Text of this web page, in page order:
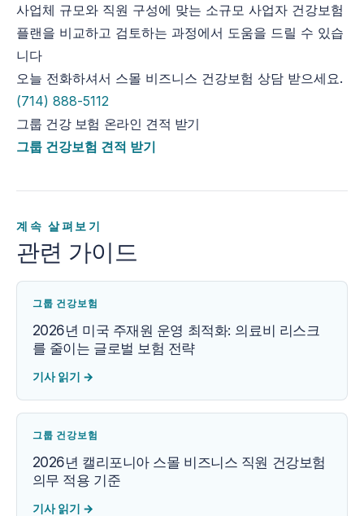
사업체 규모와 직원 구성에 맞는 소규모 사업자 건강보험
플랜을 비교하고 검토하는 과정에서 도움을 드릴 수 있습
니다
오늘 전화하셔서 스몰 비즈니스 건강보험 상담 받으세요.
(714) 888-5112
그룹 건강 보험 온라인 견적 받기
그룹 건강보험 견적 받기
계속 살펴보기
관련 가이드
그룹 건강보험
2026년 미국 주재원 운영 최적화: 의료비 리스크
를 줄이는 글로벌 보험 전략
기사 읽기 →
그룹 건강보험
2026년 캘리포니아 스몰 비즈니스 직원 건강보험
의무 적용 기준
기사 읽기 →